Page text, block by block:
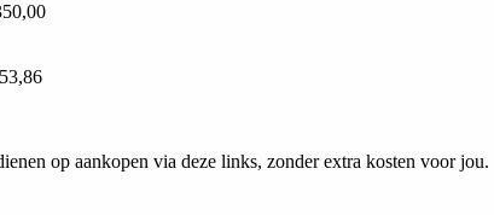
op aankopen via deze links, zonder extra kosten voor jou.